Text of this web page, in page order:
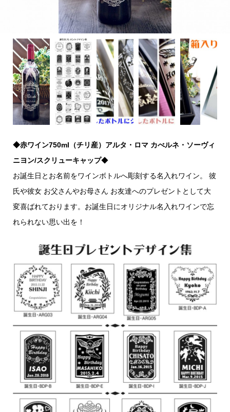
◆赤ワイン750ml（チリ産）アルタ・ロマ カべルネ・ソーヴィ
ニヨン/スクリューキャップ◆
お誕生日とお名前をワインボトルへ彫刻する名入れワイン。 彼
氏や彼女 お父さんやお母さん お友達へのプレゼントとして大
変喜ばれております。お誕生日にオリジナル名入れワインで忘
れられない思い出を！